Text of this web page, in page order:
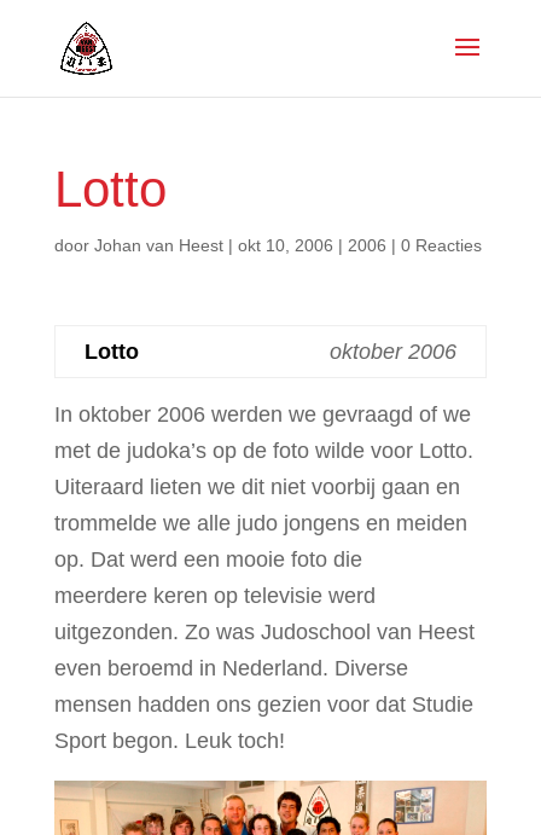
Lotto
door Johan van Heest| okt 10, 2006 | 2006 | 0 Reacties
Lotto oktober 2006
In oktober 2006 werden we gevraagd of we
met de judoka’s op de foto wilde voor Lotto.
Uiteraard lieten we dit niet voorbij gaan en
trommelde we alle judo jongens en meiden
op. Dat werd een mooie foto die
meerdere keren op televisie werd
uitgezonden. Zo was Judoschool van Heest
even beroemd in Nederland. Diverse
mensen hadden ons gezien voor dat Studie
Sport begon. Leuk toch!